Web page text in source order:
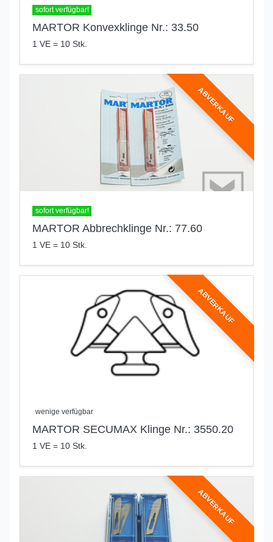
sofort verfügbar!
MARTOR Konvexklinge Nr.: 33.50
1 VE = 10 Stk.
ABVERKAUF
sofort verfügbar!
MARTOR Abbrechklinge Nr.: 77.60
1 VE = 10 Stk.
ABVERKAUF
wenige verfügbar
MARTOR SECUMAX Klinge Nr.: 3550.20
1 VE = 10 Stk.
ABVERKAUF